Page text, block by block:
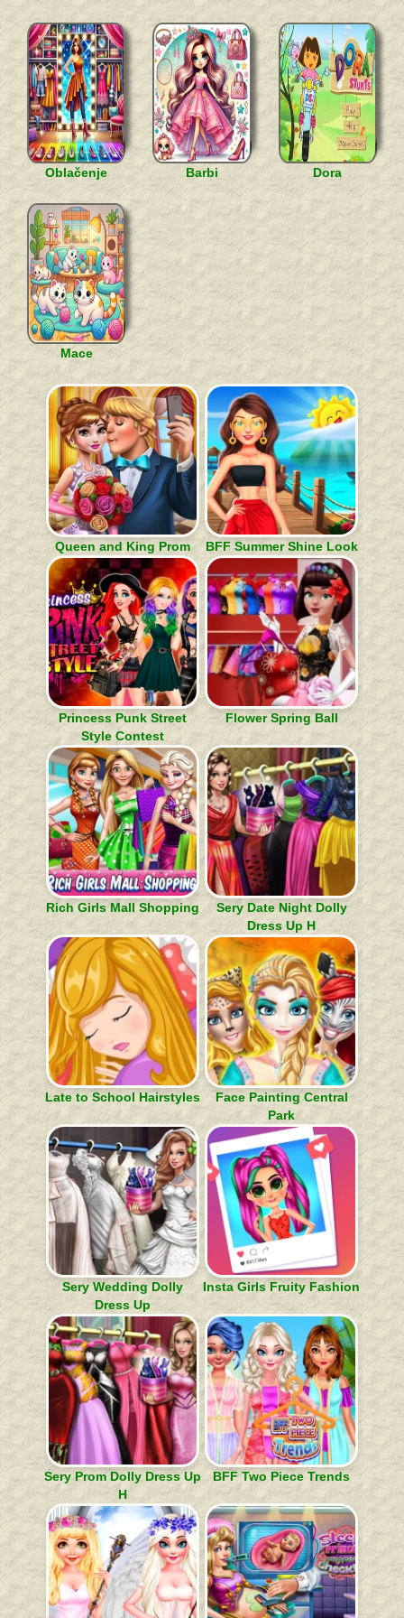
Oblačenje Barbi Dora
Mace
Queen and King Prom BFF Summer Shine Look
Princess Punk Street
Style Contest
Flower Spring Ball
Rich Girls Mall Shopping
Sery Date Night Dolly
Dress Up H
Late to School Hairstyles
Face Painting Central
Park
Sery Wedding Dolly
Dress Up
Insta Girls Fruity Fashion
Sery Prom Dolly Dress Up
H
BFF Two Piece Trends